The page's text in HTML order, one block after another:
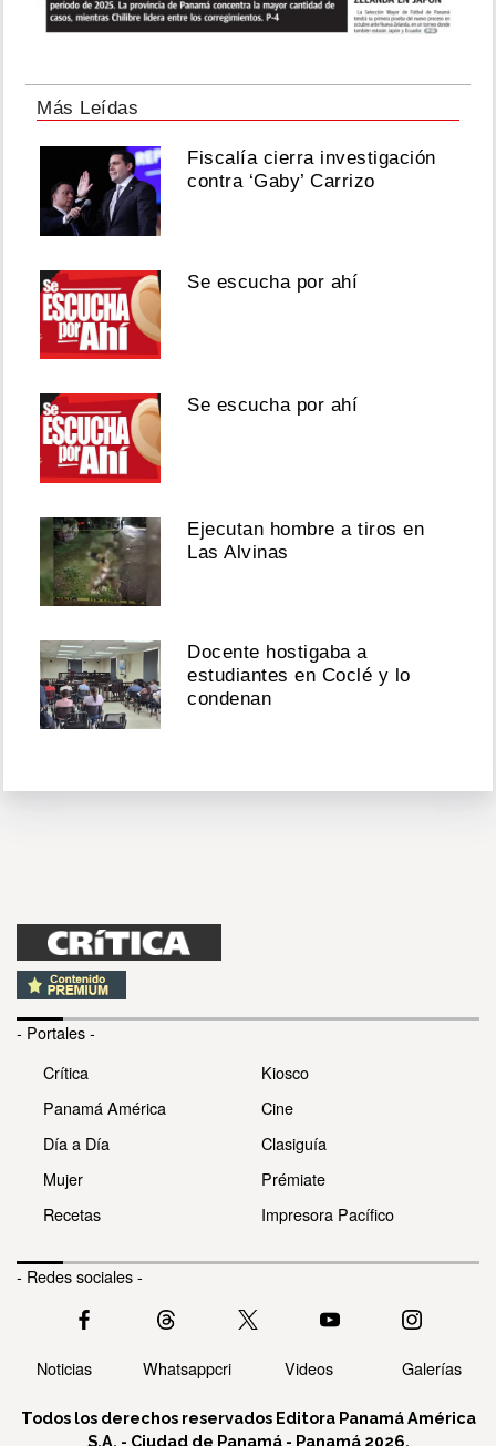
Más Leídas
Fiscalía cierra investigación
contra ‘Gaby’ Carrizo
Se escucha por ahí
Se escucha por ahí
Ejecutan hombre a tiros en
Las Alvinas
Docente hostigaba a
estudiantes en Coclé y lo
condenan
- Portales -
Crítica
Panamá América
Día a Día
Mujer
Recetas
Kiosco
Cine
Clasiguía
Prémiate
Impresora Pacífico
- Redes sociales -
Noticias Whatsappcri Videos Galerías
Todos los derechos reservados Editora Panamá América
S.A. - Ciudad de Panamá - Panamá 2026.